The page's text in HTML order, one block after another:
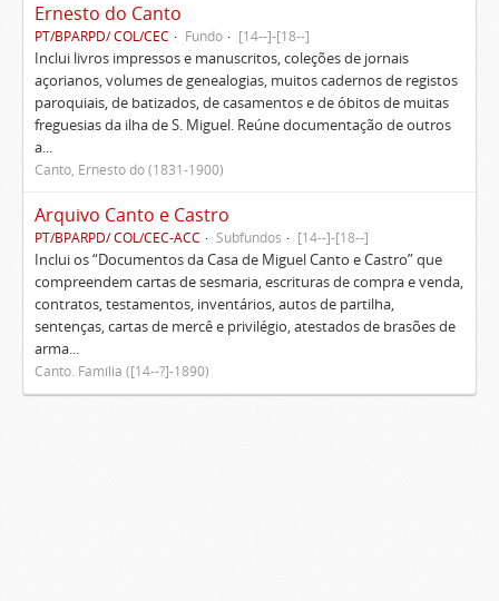
Ernesto do Canto
PT/BPARPD/ COL/CEC Fundo [14--]-[18--]
Inclui livros impressos e manuscritos, coleções de jornais
açorianos, volumes de genealogias, muitos cadernos de registos
paroquiais, de batizados, de casamentos e de óbitos de muitas
freguesias da ilha de S. Miguel. Reúne documentação de outros
a...
Canto, Ernesto do (1831-1900)
Arquivo Canto e Castro
PT/BPARPD/ COL/CEC-ACC Subfundos [14--]-[18--]
Inclui os “Documentos da Casa de Miguel Canto e Castro” que
compreendem cartas de sesmaria, escrituras de compra e venda,
contratos, testamentos, inventários, autos de partilha,
sentenças, cartas de mercê e privilégio, atestados de brasões de
arma...
Canto. Família ([14--?]-1890)